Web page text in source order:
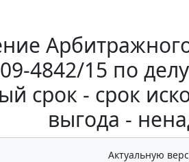
4842/15 по
срок - срок
выгода -
Актуальную